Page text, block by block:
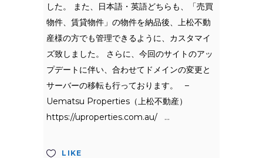
した。 また、日本語・英語どちらも、「売買
物件、賃貸物件」の物件を納品後、上松不動
産様の方でも管理できるように、カスタマイ
ズ致しました。 さらに、今回のサイトのアッ
プデートに伴い、合わせてドメインの変更と
サーバーの移転も行っております。 –
Uematsu Properties（上松不動産）
https://uproperties.com.au/
LIKE